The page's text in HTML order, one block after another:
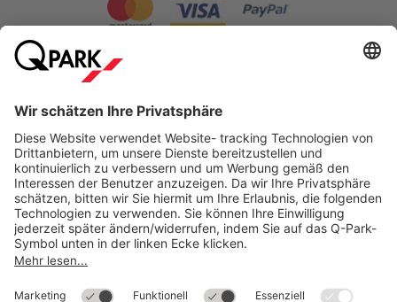
Meistgesucht
Mehr überQ-Park
Hilfe